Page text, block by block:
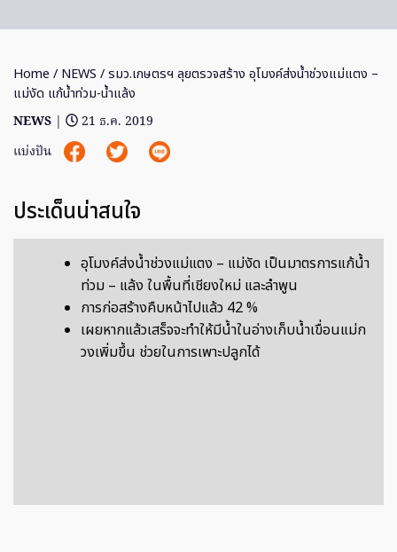
Home / NEWS / รมว.เกษตรฯ ลุยตรวจสร้าง อุโมงค์ส่งน้ำช่วงแม่แตง –
แม่งัด แก้น้ำท่วม-น้ำแล้ง
NEWS |
21 ธ.ค. 2019
แบ่งปัน
ประเด็นน่าสนใจ
อุโมงค์ส่งน้ำช่วงแม่แตง – แม่งัด เป็นมาตรการแก้น้ำ
ท่วม – แล้ง ในพื้นที่เชียงใหม่ และลำพูน
การก่อสร้างคืบหน้าไปแล้ว 42 %
เผยหากแล้วเสร็จจะทำให้มีน้ำในอ่างเก็บน้ำเขื่อนแม่ก
วงเพิ่มขึ้น ช่วยในการเพาะปลูกได้